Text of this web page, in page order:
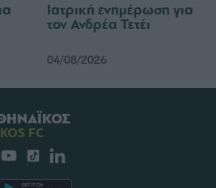
Ιατρική ενημέρωση για
τον Ανδρέα Τετέι
04/08/2026
FC